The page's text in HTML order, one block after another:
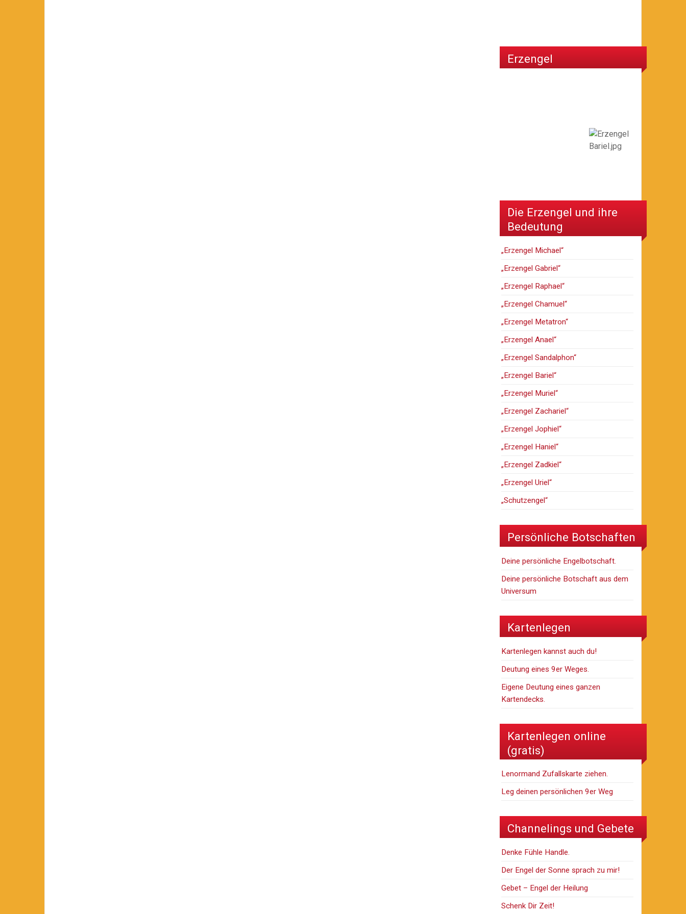
Erzengel
Die Erzengel und ihre
Bedeutung
„Erzengel Michael“
„Erzengel Gabriel“
„Erzengel Raphael“
„Erzengel Chamuel“
„Erzengel Metatron“
„Erzengel Anael“
„Erzengel Sandalphon“
„Erzengel Bariel“
„Erzengel Muriel“
„Erzengel Zachariel“
„Erzengel Jophiel“
„Erzengel Haniel“
„Erzengel Zadkiel“
„Erzengel Uriel“
„Schutzengel“
Persönliche Botschaften
Deine persönliche Engelbotschaft.
Deine persönliche Botschaft aus dem
Universum
Kartenlegen
Kartenlegen kannst auch du!
Deutung eines 9er Weges.
Eigene Deutung eines ganzen
Kartendecks.
Kartenlegen online
(gratis)
Lenormand Zufallskarte ziehen.
Leg deinen persönlichen 9er Weg
Channelings und Gebete
Denke Fühle Handle.
Der Engel der Sonne sprach zu mir!
Gebet – Engel der Heilung
Schenk Dir Zeit!